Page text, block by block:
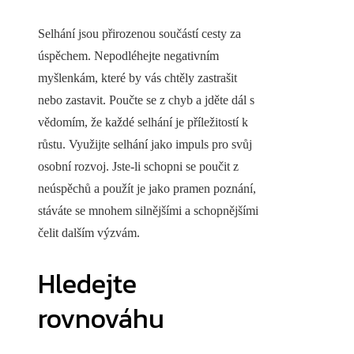
Selhání jsou přirozenou součástí cesty za
úspěchem. Nepodléhejte negativním
myšlenkám, které by vás chtěly zastrašit
nebo zastavit. Poučte se z chyb a jděte dál s
vědomím, že každé selhání je příležitostí k
růstu. Využijte selhání jako impuls pro svůj
osobní rozvoj. Jste-li schopni se poučit z
neúspěchů a použít je jako pramen poznání,
stáváte se mnohem silnějšími a schopnějšími
čelit dalším výzvám.
Hledejte
rovnováhu